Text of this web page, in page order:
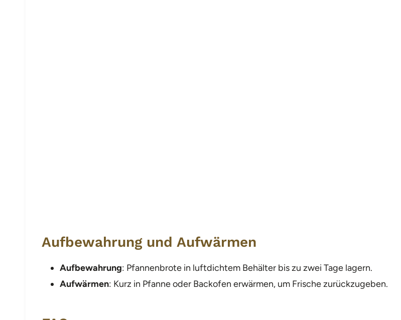
Aufbewahrung und Aufwärmen
Aufbewahrung: Pfannenbrote in luftdichtem Behälter bis zu zwei Tage lagern.
Aufwärmen: Kurz in Pfanne oder Backofen erwärmen, um Frische zurückzugeben.